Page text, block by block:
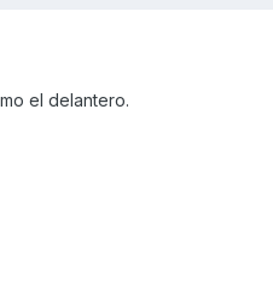
el delantero.